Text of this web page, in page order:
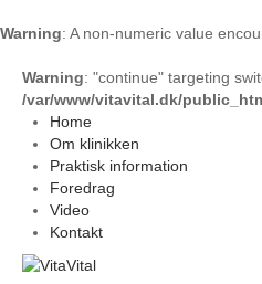
Warning: A non-numeric value
Warning: "continue" targeting
/var/www/vitavital.dk/
Home
Om klinikken
Praktisk information
Foredrag
Video
Kontakt